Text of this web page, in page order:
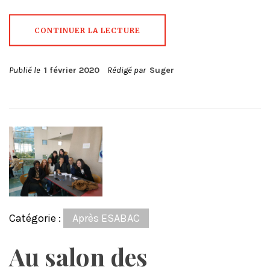
CONTINUER LA LECTURE
Publié le 1 février 2020 Rédigé par Suger
Catégorie : Après ESABAC
Au salon des